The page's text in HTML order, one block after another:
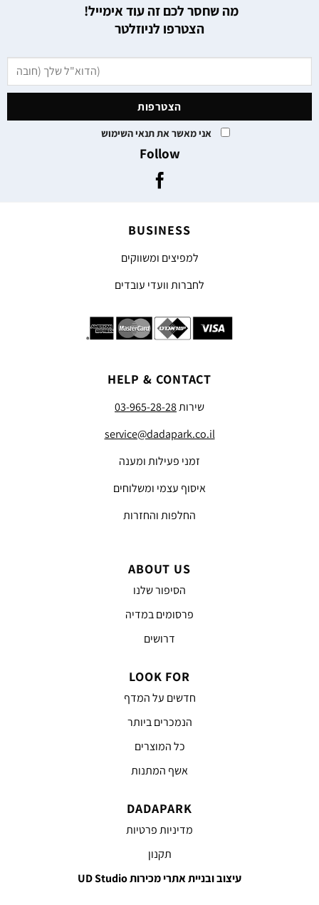
מה שחסר לכם זה עוד אימייל!
הצטרפו לניוזלטר
אני מאשר את תנאי השימוש
Follow
BUSINESS
למפיצים ומשווקים
לחברות וועדי עובדים
HELP & CONTACT
שירות03-965-28-28
service@dadapark.co.il
זמני פעילות ומענה
איסוף עצמי ומשלוחים
החלפות והחזרות
ABOUT US
הסיפור שלנו
פרסומים במדיה
דרושים
LOOK FOR
חדשים על המדף
הנמכרים ביותר
כל המוצרים
אשף המתנות
DADAPARK
מדיניות פרטיות
תקנון
עיצוב ובניית אתרי מכירות UD Studio